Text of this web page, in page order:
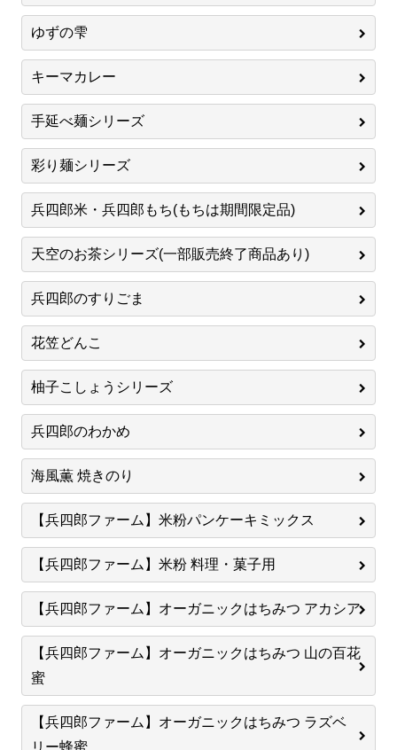
ゆずの雫
キーマカレー
手延べ麺シリーズ
彩り麺シリーズ
兵四郎米・兵四郎もち(もちは期間限定品)
天空のお茶シリーズ(一部販売終了商品あり)
兵四郎のすりごま
花笠どんこ
柚子こしょうシリーズ
兵四郎のわかめ
海風薫 焼きのり
【兵四郎ファーム】米粉パンケーキミックス
【兵四郎ファーム】米粉 料理・菓子用
【兵四郎ファーム】オーガニックはちみつ アカシア
【兵四郎ファーム】オーガニックはちみつ 山の百花
蜜
【兵四郎ファーム】オーガニックはちみつ ラズベ